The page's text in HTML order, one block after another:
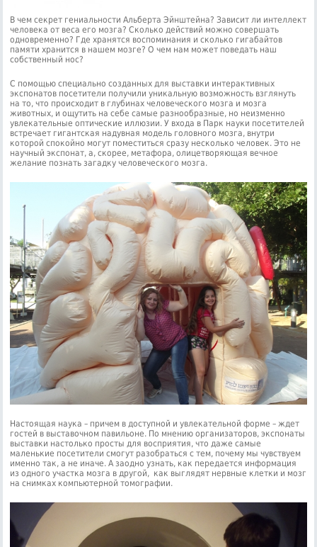
В чем секрет гениальности Альберта Эйнштейна? Зависит ли интеллект
человека от веса его мозга? Сколько действий можно совершать
одновременно? Где хранятся воспоминания и сколько гигабайтов
памяти хранится в нашем мозге? О чем нам может поведать наш
собственный нос?
С помощью специально созданных для выставки интерактивных
экспонатов посетители получили уникальную возможность взглянуть
на то, что происходит в глубинах человеческого мозга и мозга
животных, и ощутить на себе самые разнообразные, но неизменно
увлекательные оптические иллюзии. У входа в Парк науки посетителей
встречает гигантская надувная модель головного мозга, внутри
которой спокойно могут поместиться сразу несколько человек. Это не
научный экспонат, а, скорее, метафора, олицетворяющая вечное
желание познать загадку человеческого мозга.
Настоящая наука – причем в доступной и увлекательной форме – ждет
гостей в выставочном павильоне. По мнению организаторов, экспонаты
выставки настолько просты для восприятия, что даже самые
маленькие посетители смогут разобраться с тем, почему мы чувствуем
именно так, а не иначе. А заодно узнать, как передается информация
из одного участка мозга в другой, как выглядят нервные клетки и мозг
на снимках компьютерной томографии.